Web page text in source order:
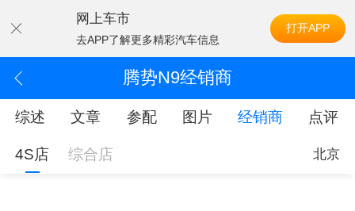
网上车市
去APP了解更多精彩汽车信息
打开APP
腾势N9经销商
综述 文章 参配 图片 经销商 点评
4S店 综合店 北京